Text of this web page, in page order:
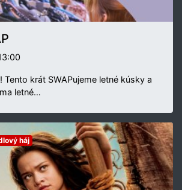
Tento krát SWAPujeme letné kúsky a
letné…
háj